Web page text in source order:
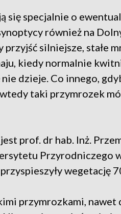
się specjalnie o
również na
przyjść silniejsze, stałe
kiedy normalnie
dzieje. Co innego,
taki przymrozek
prof. dr hab. Inż.
Przyrodniczego
wegetację
przymrozkami, nawet